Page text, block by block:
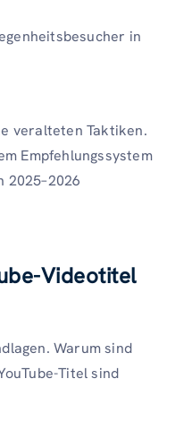
in
veralteten Taktiken.
Empfehlungssystem
2025–2026
Videotitel
Warum sind
Titel sind